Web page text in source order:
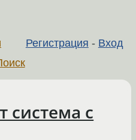
Регистрация - Вход
система с